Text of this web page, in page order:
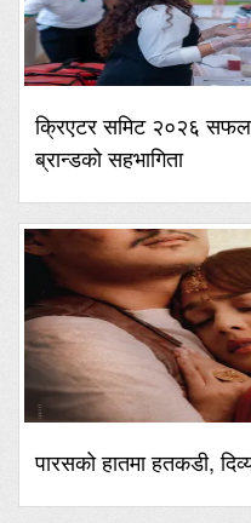
क्रिएटर समिट २०२६
ब्रान्डको सहभागिता
पारसको हातमा हतकडी,